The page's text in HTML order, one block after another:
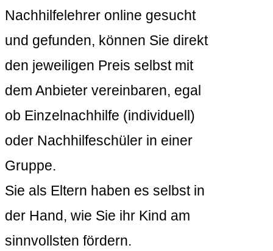
Nachhilfelehrer online gesucht
und gefunden, können Sie direkt
den jeweiligen Preis selbst mit
dem Anbieter vereinbaren, egal
ob Einzelnachhilfe (individuell)
oder Nachhilfeschüler in einer
Gruppe.
Sie als Eltern haben es selbst in
der Hand, wie Sie ihr Kind am
sinnvollsten fördern.